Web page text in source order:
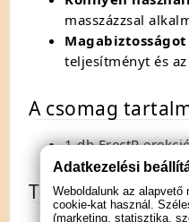
masszázzsal
Magabiztosságot
teljesítményt és
A csomag
1 db ErectR
Adatkezelési
Weboldalunk az alapvető
cookie-kat használ.
(marketing, statisztika,